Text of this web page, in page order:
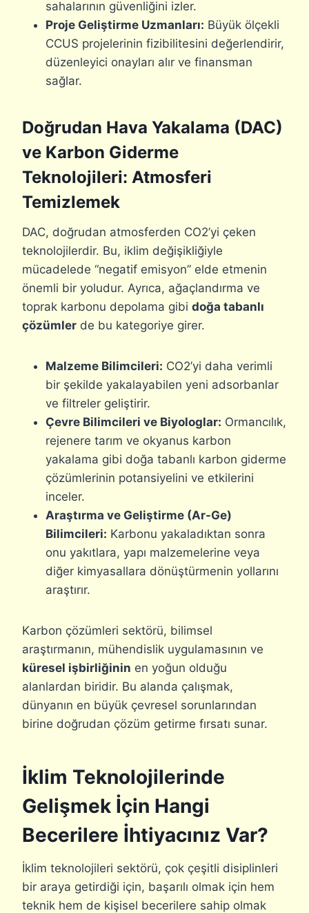
sahalarının güvenliğini izler.
Proje Geliştirme Uzmanları: Büyük ölçekli
CCUS projelerinin fizibilitesini değerlendirir,
düzenleyici onayları alır ve finansman
sağlar.
Doğrudan Hava Yakalama (DAC)
ve Karbon Giderme
Teknolojileri: Atmosferi
Temizlemek
DAC, doğrudan atmosferden CO2’yi çeken
teknolojilerdir. Bu, iklim değişikliğiyle
mücadelede “negatif emisyon” elde etmenin
önemli bir yoludur. Ayrıca, ağaçlandırma ve
toprak karbonu depolama gibi doğa tabanlı
çözümler de bu kategoriye girer.
Malzeme Bilimcileri: CO2’yi daha verimli
bir şekilde yakalayabilen yeni adsorbanlar
ve filtreler geliştirir.
Çevre Bilimcileri ve Biyologlar: Ormancılık,
rejenere tarım ve okyanus karbon
yakalama gibi doğa tabanlı karbon giderme
çözümlerinin potansiyelini ve etkilerini
inceler.
Araştırma ve Geliştirme (Ar-Ge)
Bilimcileri: Karbonu yakaladıktan sonra
onu yakıtlara, yapı malzemelerine veya
diğer kimyasallara dönüştürmenin yollarını
araştırır.
Karbon çözümleri sektörü, bilimsel
araştırmanın, mühendislik uygulamasının ve
küresel işbirliğinin en yoğun olduğu
alanlardan biridir. Bu alanda çalışmak,
dünyanın en büyük çevresel sorunlarından
birine doğrudan çözüm getirme fırsatı sunar.
İklim Teknolojilerinde
Gelişmek İçin Hangi
Becerilere İhtiyacınız Var?
İklim teknolojileri sektörü, çok çeşitli disiplinleri
bir araya getirdiği için, başarılı olmak için hem
teknik hem de kişisel becerilere sahip olmak